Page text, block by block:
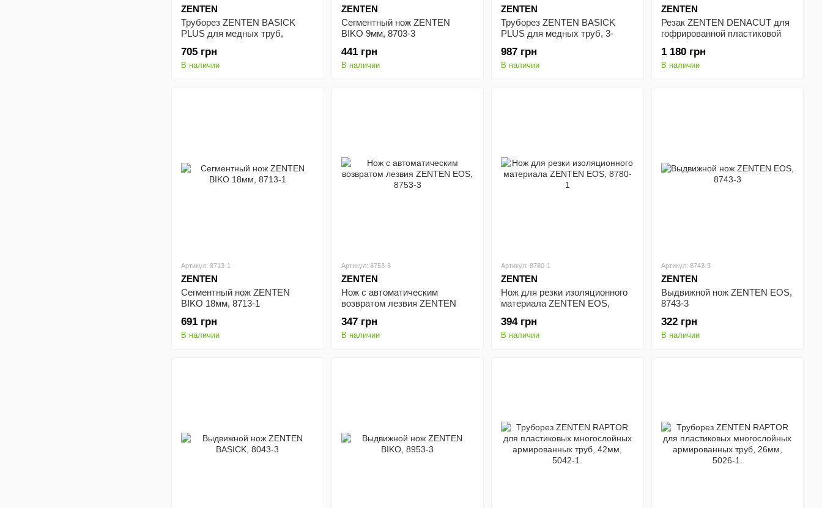
ZENTEN
Труборез ZENTEN BASICK
PLUS для медных труб,
7330-3
705 грн
В наличии
ZENTEN
Сегментный нож ZENTEN
BIKO 9мм, 8703-3
441 грн
В наличии
ZENTEN
Труборез ZENTEN BASICK
PLUS для медных труб, 3-
987 грн
В наличии
ZENTEN
Резак ZENTEN DENACUT для
гофрированной пластиковой
1 180 грн
В наличии
Артикул: 8713-1
ZENTEN
Сегментный нож ZENTEN
BIKO 18мм, 8713-1
691 грн
В наличии
Артикул: 8753-3
ZENTEN
Нож с автоматическим
возвратом лезвия ZENTEN
347 грн
В наличии
Артикул: 8780-1
ZENTEN
Нож для резки изоляционного
материала ZENTEN EOS,
394 грн
В наличии
Артикул: 8743-3
ZENTEN
Выдвижной нож ZENTEN EOS,
8743-3
322 грн
В наличии